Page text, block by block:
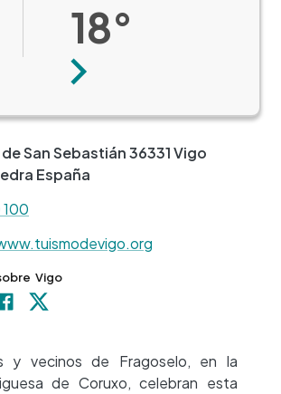
18°
Siguiente
San Sebastián36331Vigo
España
100
Vigo
y vecinos de Fragoselo, en la
de Coruxo, celebran esta